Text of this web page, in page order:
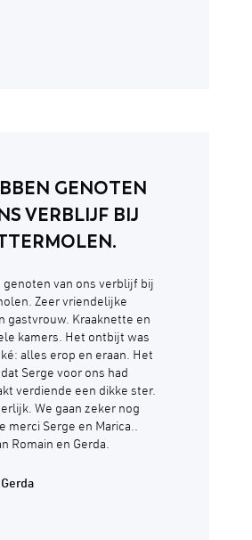
GENOTEN
VERBLIJF BIJ
genoten van ons verblijf bij
Zeer vriendelijke
gastvrouw. Kraaknette en
kamers. Het ontbijt was
alles erop en eraan. Het
Serge voor ons had
verdiende een dikke ster.
We gaan zeker nog
merci Serge en Marica..
Romain en Gerda.